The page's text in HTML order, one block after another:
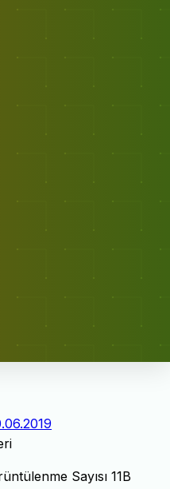
Sayısı 11B